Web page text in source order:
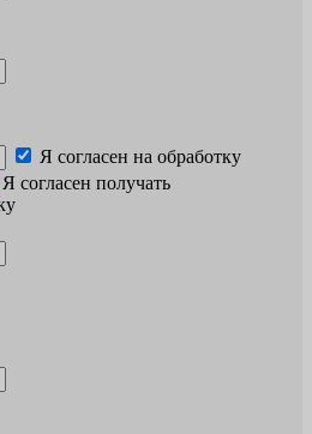
Я согласен на обработку
Я согласен получать